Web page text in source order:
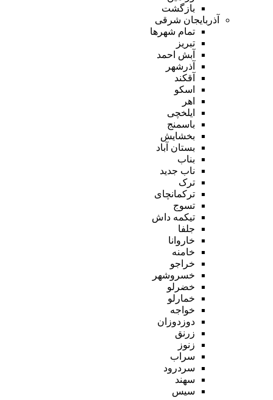
بازگشت
آذربایجان شرقی
تمام شهر‌ها
تبریز
آبش احمد
آذرشهر
آقکند
اسکو
اهر
ایلخچی
باسمنج
بخشایش
بستان آباد
بناب
ناب جدید
ترک
ترکمانچای
تسوج
تیکمه داش
جلفا
خاروانا
خامنه
خراجو
خسروشهر
خضرلو
خمارلو
خواجه
دوزدوزان
زرنق
زنوز
سراب
سردرود
سهند
سیس